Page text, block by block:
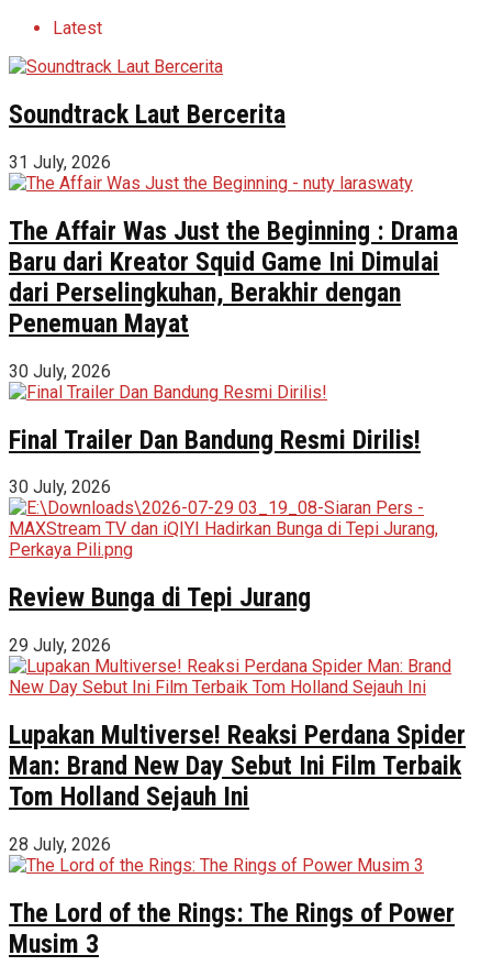
Latest
Soundtrack Laut Bercerita
31 July, 2026
The Affair Was Just the Beginning : Drama
Baru dari Kreator Squid Game Ini Dimulai
dari Perselingkuhan, Berakhir dengan
Penemuan Mayat
30 July, 2026
Final Trailer Dan Bandung Resmi Dirilis!
30 July, 2026
Review Bunga di Tepi Jurang
29 July, 2026
Lupakan Multiverse! Reaksi Perdana Spider
Man: Brand New Day Sebut Ini Film Terbaik
Tom Holland Sejauh Ini
28 July, 2026
The Lord of the Rings: The Rings of Power
Musim 3